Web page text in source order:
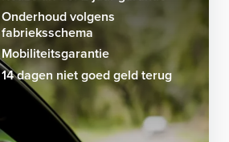
Onderhoud volgens
fabrieksschema
Mobiliteitsgarantie
14 dagen niet goed geld terug